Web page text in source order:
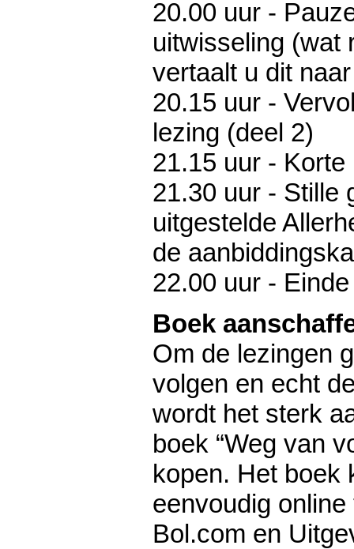
20.00 uur -
uitwisseling (wat
vertaalt u dit
20.15 uur -
lezing (deel 2)
21.15 uur -
21.30 uur - Stille
uitgestelde
de
22.00 uur - Einde
Boek
Om de lezingen
volgen en echt
wordt het sterk
boek “Weg van
kopen. Het boek
eenvoudig
Bol.com en